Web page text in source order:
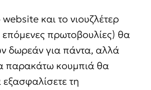
και το νιουζλέτερ
επόμενες πρωτοβουλίες) θα
δωρεάν για πάντα, αλλά
παρακάτω κουμπιά θα
εξασφαλίσετε τη